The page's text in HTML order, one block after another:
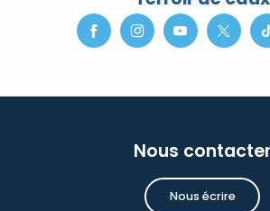
Nous contacter
Nous écrire